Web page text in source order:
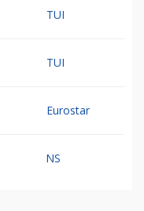
TUI
TUI
Eurostar
NS